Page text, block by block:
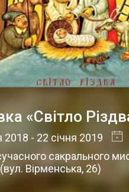
«Світло
2018 - 22 січня 2019
сакрального
(вул. Вірменська, 26)